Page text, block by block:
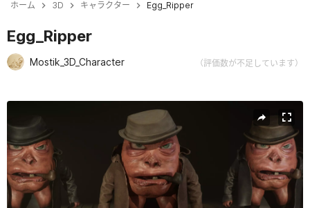
ホーム 3D キャラクター Egg_Ripper
Egg_Ripper
Mostik_3D_Character （評価数が不足しています）